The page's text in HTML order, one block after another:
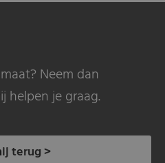
Neem dan
helpen je graag.
terug >